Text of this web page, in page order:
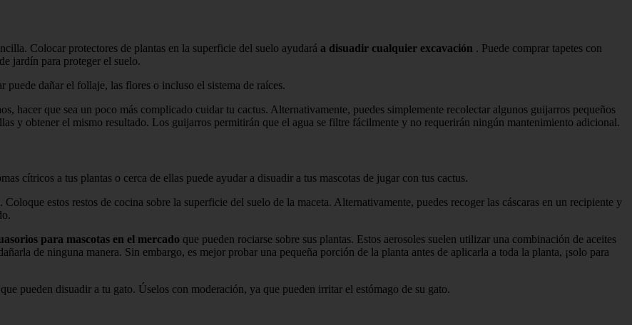
Colocar protectores de plantas en la superficie del suelo ayudará a disuadir cualquier excavación . Puede comprar tapetes con
jardín para proteger el suelo.
dañar el follaje, las flores o incluso el sistema de raíces.
hacer que sea un poco más complicado cuidar tu cactus. Alternativamente, puedes simplemente recolectar algunos guijarros pequeños
y obtener el mismo resultado. Los guijarros permitirán que el agua se filtre fácilmente y no requerirán ningún mantenimiento adicional.
cítricos a tus plantas o cerca de ellas puede ayudar a disuadir a tus mascotas de jugar con tus cactus.
estos restos de cocina sobre la superficie del suelo de la maceta. Alternativamente, puedes recoger las cáscaras en un recipiente y
para mascotas en el mercado que pueden rociarse sobre sus plantas. Estos aerosoles suelen utilizar una combinación de aceites
de ninguna manera. Sin embargo, es mejor probar una pequeña porción de la planta antes de aplicarla a toda la planta, ¡solo para
pueden disuadir a tu gato. Úselos con moderación, ya que pueden irritar el estómago de su gato.